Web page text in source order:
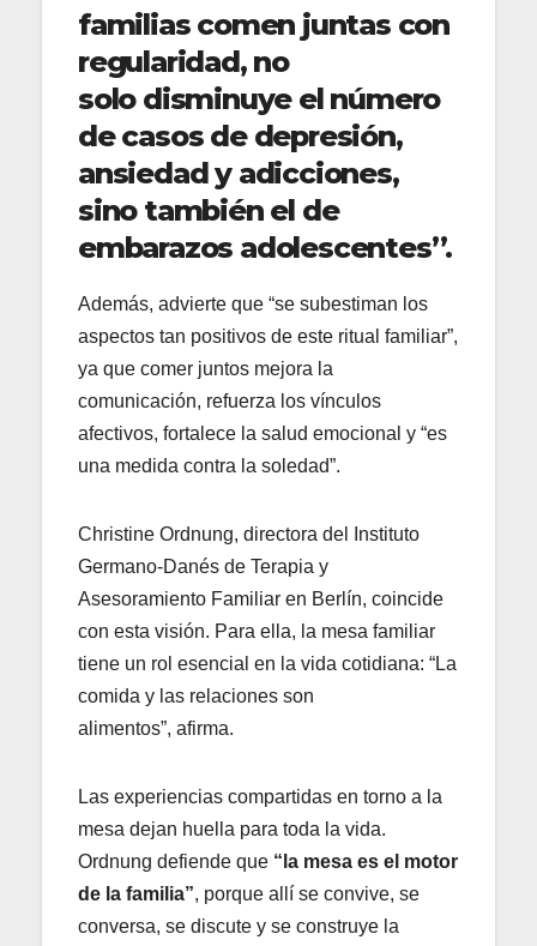
familias comen juntas con
regularidad, no
solo disminuye el número
de casos de depresión,
ansiedad y adicciones,
sino también el de
embarazos adolescentes”.
Además, advierte que “se subestiman los
aspectos tan positivos de este ritual familiar”,
ya que comer juntos mejora la
comunicación, refuerza los vínculos
afectivos, fortalece la salud emocional y “es
una medida contra la soledad”.
Christine Ordnung, directora del Instituto
Germano-Danés de Terapia y
Asesoramiento Familiar en Berlín, coincide
con esta visión. Para ella, la mesa familiar
tiene un rol esencial en la vida cotidiana: “La
comida y las relaciones son
alimentos”, afirma.
Las experiencias compartidas en torno a la
mesa dejan huella para toda la vida.
Ordnung defiende que “la mesa es el motor
de la familia”, porque allí se convive, se
conversa, se discute y se construye la